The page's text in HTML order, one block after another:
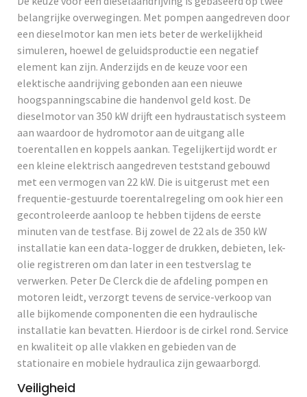
belangrijke overwegingen. Met pompen aangedreven door
een dieselmotor kan men iets beter de werkelijkheid
simuleren, hoewel de geluidsproductie een negatief
element kan zijn. Anderzijds en de keuze voor een
elektische aandrijving gebonden aan een nieuwe
hoogspanningscabine die handenvol geld kost. De
dieselmotor van 350 kW drijft een hydraustatisch systeem
aan waardoor de hydromotor aan de uitgang alle
toerentallen en koppels aankan. Tegelijkertijd wordt er
een kleine elektrisch aangedreven teststand gebouwd
met een vermogen van 22 kW. Die is uitgerust met een
frequentie-gestuurde toerentalregeling om ook hier een
gecontroleerde aanloop te hebben tijdens de eerste
minuten van de testfase. Bij zowel de 22 als de 350 kW
installatie kan een data-logger de drukken, debieten, lek-
olie registreren om dan later in een testverslag te
verwerken. Peter De Clerck die de afdeling pompen en
motoren leidt, verzorgt tevens de service-verkoop van
alle bijkomende componenten die een hydraulische
installatie kan bevatten. Hierdoor is de cirkel rond. Service
en kwaliteit op alle vlakken en gebieden van de
stationaire en mobiele hydraulica zijn gewaarborgd.
Veiligheid